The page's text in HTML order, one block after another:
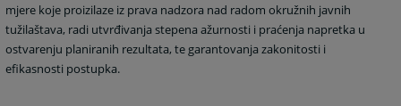
mjere koje proizilaze iz prava nadzora nad radom okružnih javnih
tužilaštava, radi utvrđivanja stepena ažurnosti i praćenja napretka u
ostvarenju planiranih rezultata, te garantovanja zakonitosti i
efikasnosti postupka.